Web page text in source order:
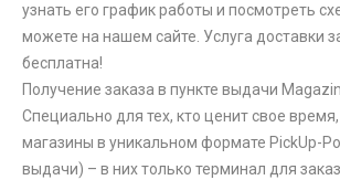
узнать его график работы и посмотреть
можете на нашем сайте. Услуга доставки
бесплатна!
Получение заказа в пункте выдачи
Специально для тех, кто ценит свое
магазины в уникальном формате PickUp-
выдачи) – в них только терминал для